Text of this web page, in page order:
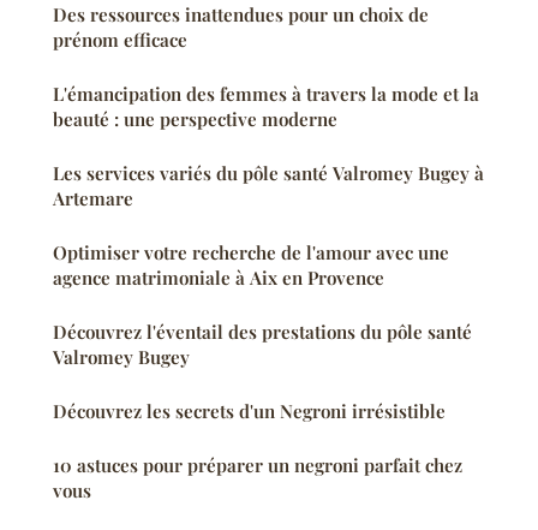
Des ressources inattendues pour un choix de
prénom efficace
L'émancipation des femmes à travers la mode et la
beauté : une perspective moderne
Les services variés du pôle santé Valromey Bugey à
Artemare
Optimiser votre recherche de l'amour avec une
agence matrimoniale à Aix en Provence
Découvrez l'éventail des prestations du pôle santé
Valromey Bugey
Découvrez les secrets d'un Negroni irrésistible
10 astuces pour préparer un negroni parfait chez
vous